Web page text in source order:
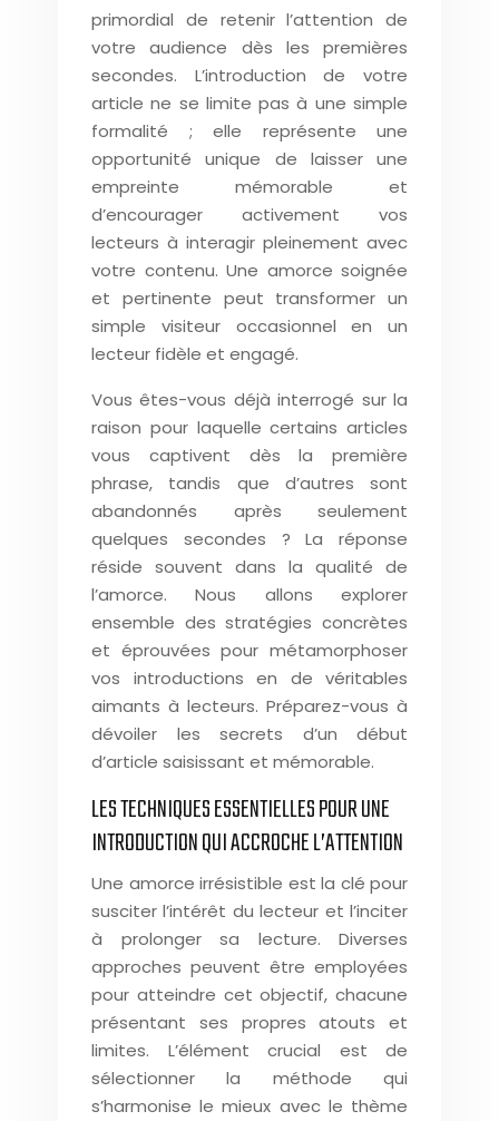
primordial de retenir l’attention de
votre audience dès les premières
secondes. L’introduction de votre
article ne se limite pas à une simple
formalité ; elle représente une
opportunité unique de laisser une
empreinte mémorable et
d’encourager activement vos
lecteurs à interagir pleinement avec
votre contenu. Une amorce soignée
et pertinente peut transformer un
simple visiteur occasionnel en un
lecteur fidèle et engagé.
Vous êtes-vous déjà interrogé sur la
raison pour laquelle certains articles
vous captivent dès la première
phrase, tandis que d’autres sont
abandonnés après seulement
quelques secondes ? La réponse
réside souvent dans la qualité de
l’amorce. Nous allons explorer
ensemble des stratégies concrètes
et éprouvées pour métamorphoser
vos introductions en de véritables
aimants à lecteurs. Préparez-vous à
dévoiler les secrets d’un début
d’article saisissant et mémorable.
LES TECHNIQUES ESSENTIELLES POUR UNE
INTRODUCTION QUI ACCROCHE L’ATTENTION
Une amorce irrésistible est la clé pour
susciter l’intérêt du lecteur et l’inciter
à prolonger sa lecture. Diverses
approches peuvent être employées
pour atteindre cet objectif, chacune
présentant ses propres atouts et
limites. L’élément crucial est de
sélectionner la méthode qui
s’harmonise le mieux avec le thème